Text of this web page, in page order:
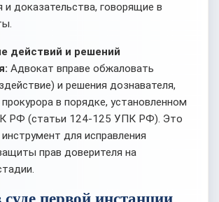
и доказательства, говорящие в
действий и решений
Адвокат вправе обжаловать
и решения дознавателя,
в порядке, установленном
РФ (статьи 124-125 УПК РФ). Это
для исправления
прав доверителя на